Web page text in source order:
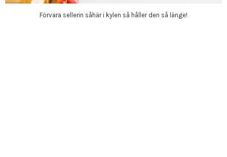
Förvara sellerin såhär i kylen så håller den så länge!